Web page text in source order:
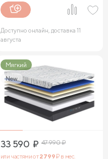
Доступно онлайн, доставка 11
августа
Мягкий
New
33 590 ₽ 47 990₽
или частями от2 799₽ в мес.